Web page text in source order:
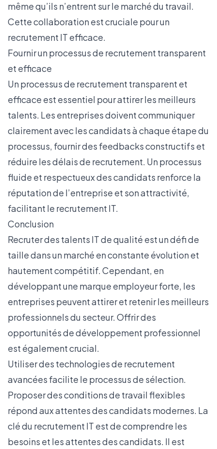
même qu’ils n’entrent sur le marché du travail.
Cette collaboration est cruciale pour un
recrutement IT efficace.
Fournir un processus de recrutement transparent
et efficace
Un processus de recrutement transparent et
efficace est essentiel pour attirer les meilleurs
talents. Les entreprises doivent communiquer
clairement avec les candidats à chaque étape du
processus, fournir des feedbacks constructifs et
réduire les délais de recrutement. Un processus
fluide et respectueux des candidats renforce la
réputation de l’entreprise et son attractivité,
facilitant le recrutement IT.
Conclusion
Recruter des talents IT de qualité est un défi de
taille dans un marché en constante évolution et
hautement compétitif. Cependant, en
développant une marque employeur forte, les
entreprises peuvent attirer et retenir les meilleurs
professionnels du secteur. Offrir des
opportunités de développement professionnel
est également crucial.
Utiliser des technologies de recrutement
avancées facilite le processus de sélection.
Proposer des conditions de travail flexibles
répond aux attentes des candidats modernes. La
clé du recrutement IT est de comprendre les
besoins et les attentes des candidats. Il est